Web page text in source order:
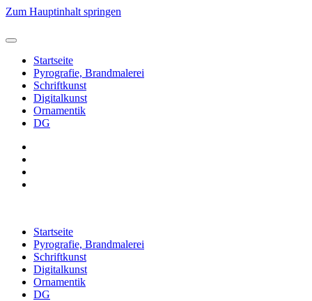
Zum Hauptinhalt springen
Startseite
Pyrografie, Brandmalerei
Schriftkunst
Digitalkunst
Ornamentik
DG
Startseite
Pyrografie, Brandmalerei
Schriftkunst
Digitalkunst
Ornamentik
DG